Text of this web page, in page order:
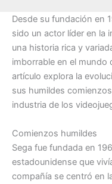
Desde su fundación en
sido un actor líder en la
una historia rica y
imborrable en el mundo
artículo explora la
sus humildes
industria de los
Comienzos humildes
Sega fue fundada en
estadounidense que
compañía se centró en